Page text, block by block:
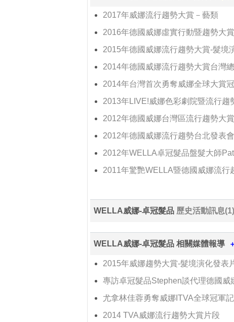
2017年威娜流行趨勢大賞－藝類
2016年德國威娜虛實行動暨趨勢大
2015年德國威娜流行趨勢大賞-髮境
2014年德國威娜流行趨勢大賞台灣
2014年台灣首次勇奪威娜全球大賞
2013年LIVE!威娜色彩劇院暨流行趨
2012年德國威娜台灣區流行趨勢大
2012年德國威娜流行趨勢台北發表會
2012年WELLA卓冠髮品盤髮大師
2011年驚艷WELLA暨德國威娜流行
WELLA威娜-卓冠髮品 歷史活動訊息(1)
WELLA威娜-卓冠髮品 相關媒體報導
2015年威娜趨勢大賞-髮境演化發表
專訪卓冠髮品Stephen談代理德國威
尤拿林佳蓉勇奪威娜ITVA全球冠軍
2014 TVA威娜流行趨勢大賞片段